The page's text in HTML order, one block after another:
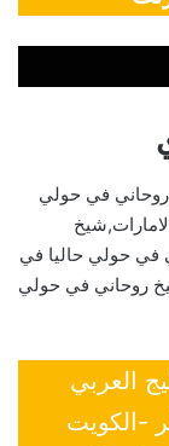
في حولي
في حولي حاليا في
روحاني في حولي
العربي
-الكويت